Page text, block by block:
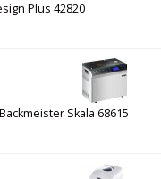
Plus 42820
Skala 68615